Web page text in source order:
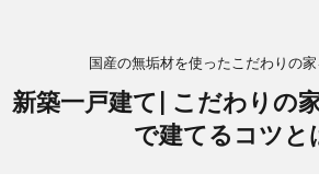
国産の無垢材を使ったこだわりの
新築一戸建て| こだわりの
で建てるコツと